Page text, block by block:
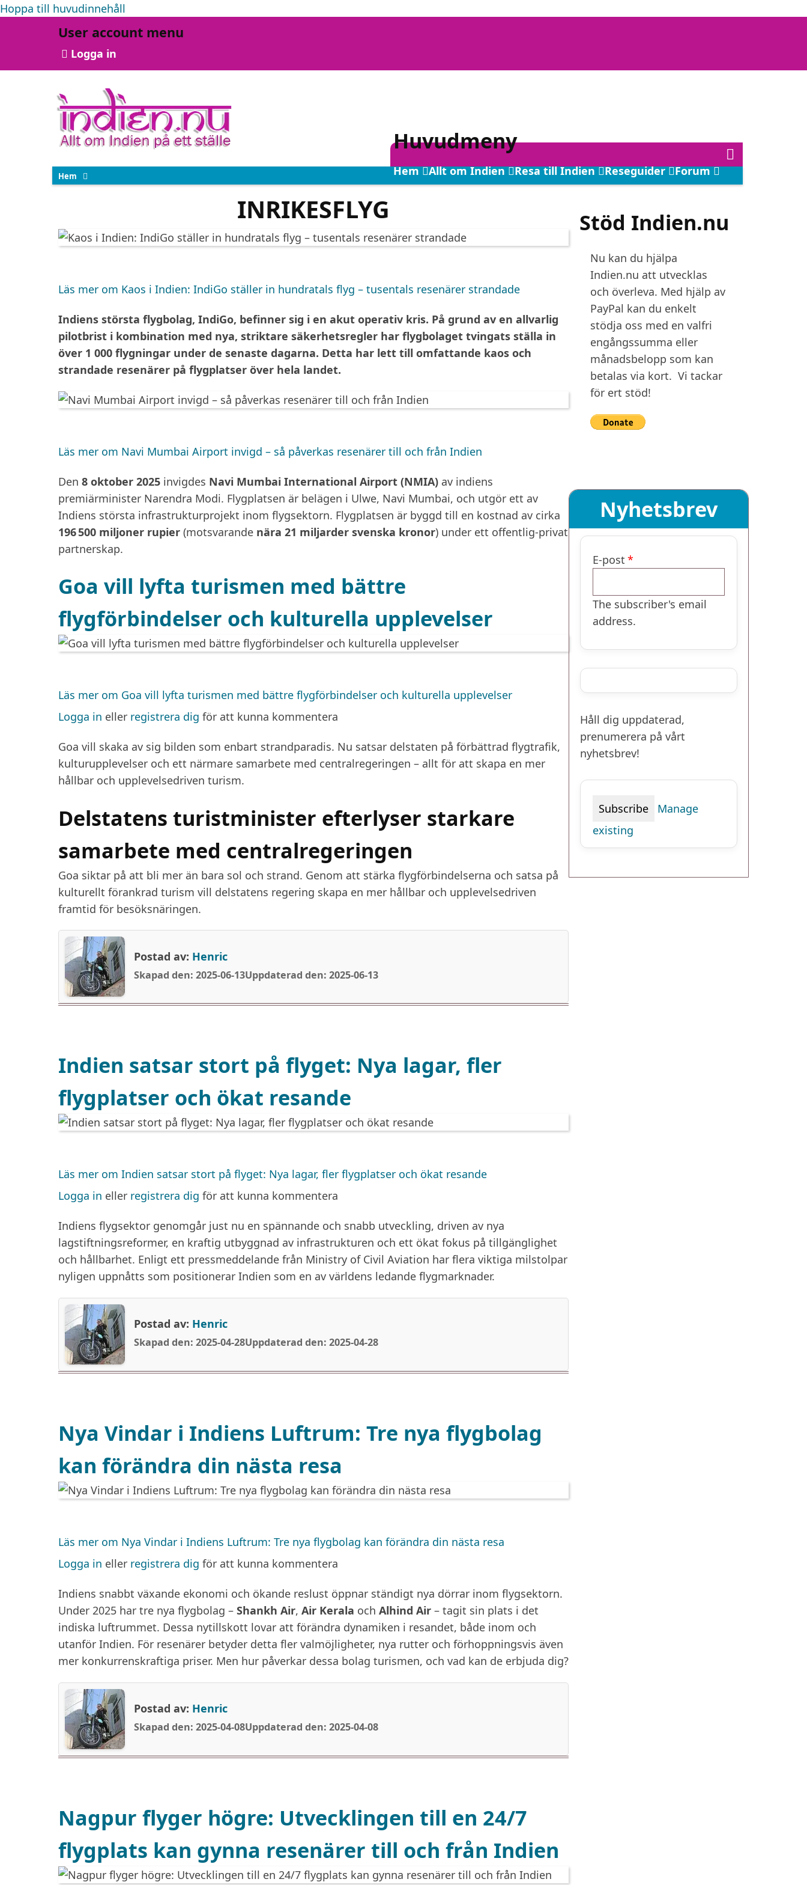
Hoppa till huvudinnehåll
User account menu
Logga in
Huvudmeny
Hem Allt om Indien Resa till Indien Reseguider Forum
Hem
INRIKESFLYG
Läs mer om Kaos i Indien: IndiGo ställer in hundratals flyg – tusentals resenärer strandade
Indiens största flygbolag, IndiGo, befinner sig i en akut operativ kris. På grund av en allvarlig
pilotbrist i kombination med nya, striktare säkerhetsregler har flygbolaget tvingats ställa in
över 1 000 flygningar under de senaste dagarna. Detta har lett till omfattande kaos och
strandade resenärer på flygplatser över hela landet.
Läs mer om Navi Mumbai Airport invigd – så påverkas resenärer till och från Indien
Den 8 oktober 2025 invigdes Navi Mumbai International Airport (NMIA) av indiens
premiärminister Narendra Modi. Flygplatsen är belägen i Ulwe, Navi Mumbai, och utgör ett av
Indiens största infrastrukturprojekt inom flygsektorn. Flygplatsen är byggd till en kostnad av cirka
196 500 miljoner rupier (motsvarande nära 21 miljarder svenska kronor) under ett offentlig-privat
partnerskap.
Goa vill lyfta turismen med bättre
flygförbindelser och kulturella upplevelser
Läs mer om Goa vill lyfta turismen med bättre flygförbindelser och kulturella upplevelser
Logga in eller registrera dig för att kunna kommentera
Goa vill skaka av sig bilden som enbart strandparadis. Nu satsar delstaten på förbättrad flygtrafik,
kulturupplevelser och ett närmare samarbete med centralregeringen – allt för att skapa en mer
hållbar och upplevelsedriven turism.
Delstatens turistminister efterlyser starkare
samarbete med centralregeringen
Goa siktar på att bli mer än bara sol och strand. Genom att stärka flygförbindelserna och satsa på
kulturellt förankrad turism vill delstatens regering skapa en mer hållbar och upplevelsedriven
framtid för besöksnäringen.
Postad av: Henric
Skapad den: 2025-06-13Uppdaterad den: 2025-06-13
Indien satsar stort på flyget: Nya lagar, fler
flygplatser och ökat resande
Läs mer om Indien satsar stort på flyget: Nya lagar, fler flygplatser och ökat resande
Logga in eller registrera dig för att kunna kommentera
Indiens flygsektor genomgår just nu en spännande och snabb utveckling, driven av nya
lagstiftningsreformer, en kraftig utbyggnad av infrastrukturen och ett ökat fokus på tillgänglighet
och hållbarhet. Enligt ett pressmeddelande från Ministry of Civil Aviation har flera viktiga milstolpar
nyligen uppnåtts som positionerar Indien som en av världens ledande flygmarknader.
Postad av: Henric
Skapad den: 2025-04-28Uppdaterad den: 2025-04-28
Nya Vindar i Indiens Luftrum: Tre nya flygbolag
kan förändra din nästa resa
Läs mer om Nya Vindar i Indiens Luftrum: Tre nya flygbolag kan förändra din nästa resa
Logga in eller registrera dig för att kunna kommentera
Indiens snabbt växande ekonomi och ökande reslust öppnar ständigt nya dörrar inom flygsektorn.
Under 2025 har tre nya flygbolag – Shankh Air, Air Kerala och Alhind Air – tagit sin plats i det
indiska luftrummet. Dessa nytillskott lovar att förändra dynamiken i resandet, både inom och
utanför Indien. För resenärer betyder detta fler valmöjligheter, nya rutter och förhoppningsvis även
mer konkurrenskraftiga priser. Men hur påverkar dessa bolag turismen, och vad kan de erbjuda dig?
Postad av: Henric
Skapad den: 2025-04-08Uppdaterad den: 2025-04-08
Nagpur flyger högre: Utvecklingen till en 24/7
flygplats kan gynna resenärer till och från Indien
Stöd Indien.nu
Nu kan du hjälpa
Indien.nu att utvecklas
och överleva. Med hjälp av
PayPal kan du enkelt
stödja oss med en valfri
engångssumma eller
månadsbelopp som kan
betalas via kort. Vi tackar
för ert stöd!
Nyhetsbrev
E-post
The subscriber's email
address.
Håll dig uppdaterad,
prenumerera på vårt
nyhetsbrev!
Manage
existing